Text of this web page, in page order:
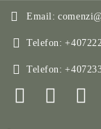
Email:
Telefon:
Telefon: